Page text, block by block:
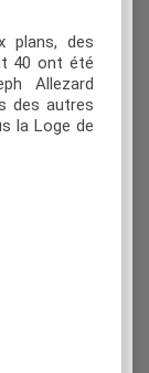
plans, des
40 ont été
Allezard
des autres
la Loge de